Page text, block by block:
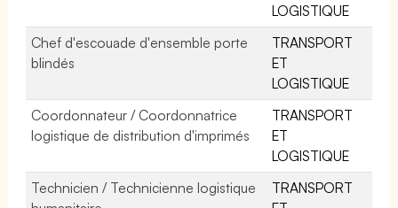
LOGISTIQUE
Chef d'escouade d'ensemble porte
blindés
TRANSPORT
ET
LOGISTIQUE
Coordonnateur / Coordonnatrice
logistique de distribution d'imprimés
TRANSPORT
ET
LOGISTIQUE
Technicien / Technicienne logistique
TRANSPORT